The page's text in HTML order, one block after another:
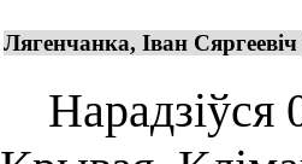
Лягенчанка, Іван
Нарадзіўся